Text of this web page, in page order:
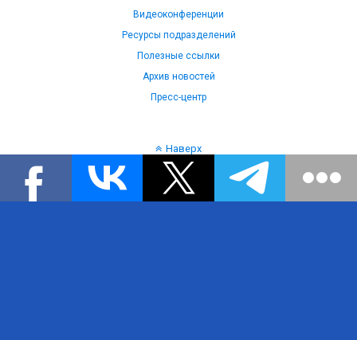
Видеоконференции
Ресурсы подразделений
Полезные ссылки
Архив новостей
Пресс-центр
Наверх